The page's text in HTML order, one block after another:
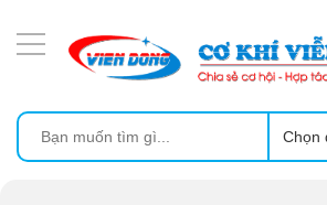
Chọn
MÁY SẤY THỰC PHẨM CÔNG NGHIỆP
MÁY ÉP MÍA TẠO BỌT